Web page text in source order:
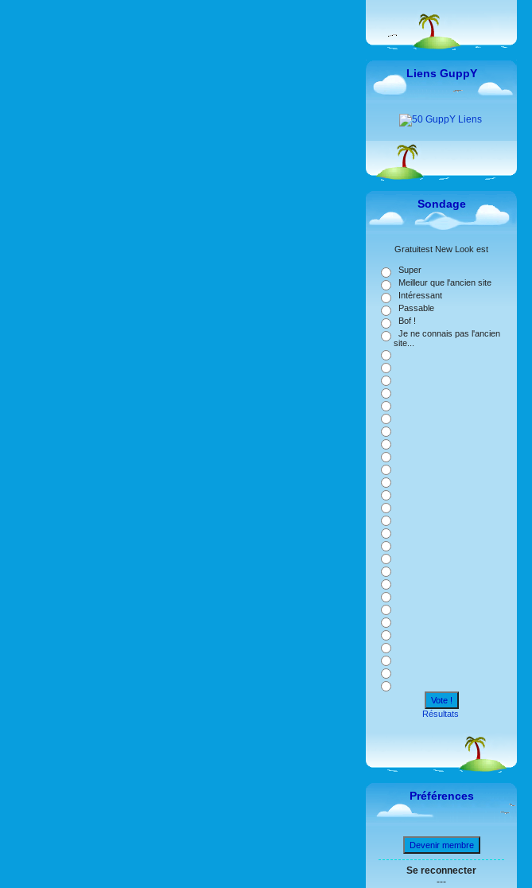
Liens GuppY
Sondage
Gratuitest New Look est
Super
Meilleur que l'ancien site
Intéressant
Passable
Bof !
Je ne connais pas l'ancien
site...
Vote !
Résultats
Préférences
Devenir membre
Se reconnecter
---